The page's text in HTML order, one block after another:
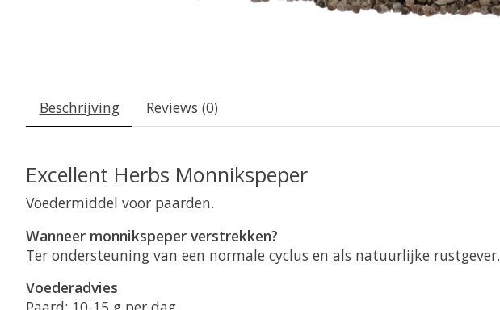
Beschrijving Reviews (0)
Excellent Herbs Monnikspeper
Voedermiddel voor paarden.
Wanneer monnikspeper verstrekken?
Ter ondersteuning van een normale cyclus en als natuurlijke rustgever.
Voederadvies